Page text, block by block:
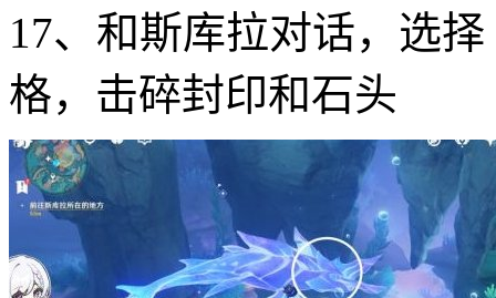
17、和斯库拉对话，选
格，击碎封印和石头